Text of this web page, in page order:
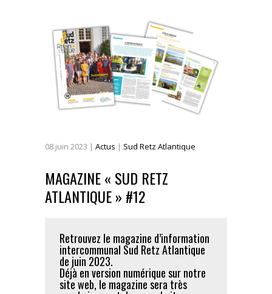
08 juin 2023 | Actus | Sud Retz Atlantique
MAGAZINE « SUD RETZ
ATLANTIQUE » #12
Retrouvez le magazine d’information
intercommunal Sud Retz Atlantique
de juin 2023.
Déjà en version numérique sur notre
site web, le magazine sera très